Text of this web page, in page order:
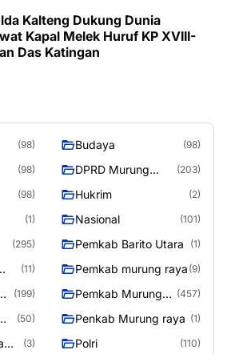
Kalteng Dukung Dunia
Kapal Melek Huruf KP XVIII-
Das Katingan
(98) Budaya (98)
(98)
DPRD Murung
(203)
(98) Hukrim (2)
(1) Nasional (101)
(295) Pemkab Barito Utara (1)
(11) Pemkab murung raya (9)
(199)
Pemkab Murung
(457)
(50) Penkab Murung raya (1)
(3) Polri (110)